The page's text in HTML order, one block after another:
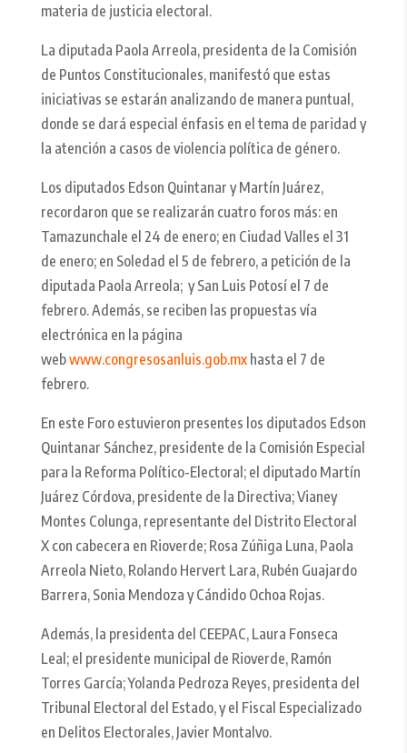
materia de justicia electoral.
La diputada Paola Arreola, presidenta de la Comisión
de Puntos Constitucionales, manifestó que estas
iniciativas se estarán analizando de manera puntual,
donde se dará especial énfasis en el tema de paridad y
la atención a casos de violencia política de género.
Los diputados Edson Quintanar y Martín Juárez,
recordaron que se realizarán cuatro foros más: en
Tamazunchale el 24 de enero; en Ciudad Valles el 31
de enero; en Soledad el 5 de febrero, a petición de la
diputada Paola Arreola; y San Luis Potosí el 7 de
febrero. Además, se reciben las propuestas vía
electrónica en la página
webwww.congresosanluis.gob.mxhasta el 7 de
febrero.
En este Foro estuvieron presentes los diputados Edson
Quintanar Sánchez, presidente de la Comisión Especial
para la Reforma Político-Electoral; el diputado Martín
Juárez Córdova, presidente de la Directiva; Vianey
Montes Colunga, representante del Distrito Electoral
X con cabecera en Rioverde; Rosa Zúñiga Luna, Paola
Arreola Nieto, Rolando Hervert Lara, Rubén Guajardo
Barrera, Sonia Mendoza y Cándido Ochoa Rojas.
Además, la presidenta del CEEPAC, Laura Fonseca
Leal; el presidente municipal de Rioverde, Ramón
Torres García; Yolanda Pedroza Reyes, presidenta del
Tribunal Electoral del Estado, y el Fiscal Especializado
en Delitos Electorales, Javier Montalvo.